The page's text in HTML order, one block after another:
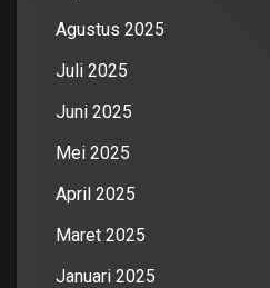
Agustus 2025
Juli 2025
Juni 2025
Mei 2025
April 2025
Maret 2025
Januari 2025